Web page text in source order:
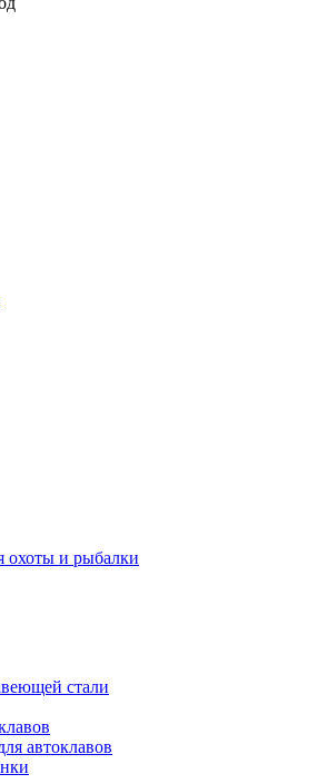
охоты и рыбалки
стали
автоклавов